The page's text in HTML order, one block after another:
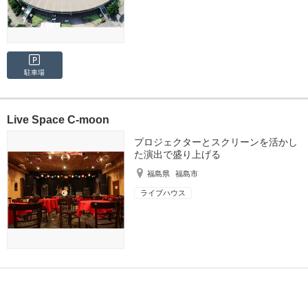
駐車場
Live Space C-moon
プロジェクターとスクリーンを活かし
た演出で盛り上げる
福島県 福島市
ライブハウス